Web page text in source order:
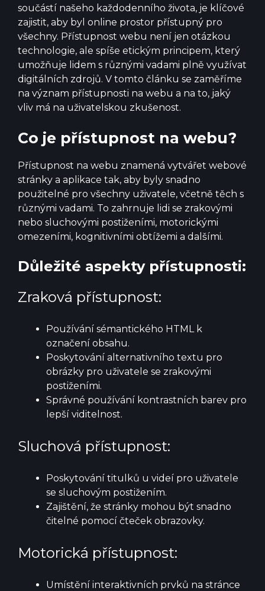
součástí našeho každodenního života, je klíčové
zajistit, aby byl online prostor přístupný pro
všechny. Přístupnost webu není jen otázkou
technologie, ale spíše etickým principem, který
umožňuje lidem s různými vadami plně využívat
digitálních zdrojů. V tomto článku se zaměříme
na význam přístupnosti na webu a na to, jaký
vliv má na uživatelskou zkušenost.
Co je přístupnost na webu?
Přístupnost na webu znamená vytvářet webové
stránky a aplikace tak, aby byly snadno
použitelné pro všechny uživatele, včetně těch s
různými vadami. To zahrnuje lidi se zrakovými
nebo sluchovými postiženími, motorickými
omezeními, kognitivními obtížemi a dalšími.
Důležité aspekty přístupnosti:
Zraková přístupnost:
Používání sémantického HTML k
označení obsahu.
Poskytování alternativního textu pro
obrázky pro uživatele se zrakovými
postiženími.
Správné používání kontrastních barev pro
lepší viditelnost.
Sluchová přístupnost:
Poskytování titulků u videí pro uživatele
se sluchovým postižením.
Zajištění, že stránky mohou být snadno
čitelné pomocí čteček obrazovky.
Motorická přístupnost:
Umístění interaktivních prvků na stránce